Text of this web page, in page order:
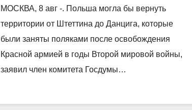
МОСКВА, 8 авг -. Польша могла бы вернуть
территории от Штеттина до Данцига, которые
были заняты поляками после освобождения
Красной армией в годы Второй мировой войны,
заявил член комитета Госдумы…